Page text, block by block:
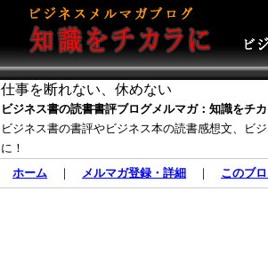
仕事を断れない、休めない
ビジネス書の読書書評ブログメルマガ：知識をチ
ビジネス書の書評やビジネス本の読書感想文、ビ
に！
ホーム ｜ メルマガ登録・詳細 ｜ このブ